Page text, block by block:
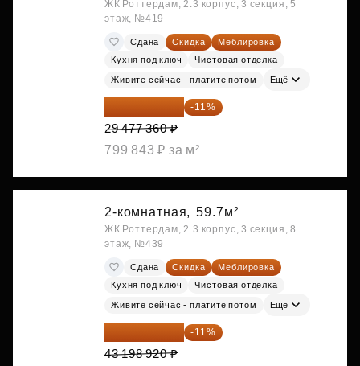
ЖК Роттердам, 2.3 корпус, 3 секция, 5
этаж, №419
Сдана Скидка
Меблировка
Кухня под ключ
Чистовая отделка
Живите сейчас - платите потом Ещё
26 234 850 ₽ -11%
29 477 360 ₽
799 843 ₽ за м²
2-комнатная, 59.7м²
ЖК Роттердам, 2.3 корпус, 3 секция, 8
этаж, №439
Сдана Скидка
Меблировка
Кухня под ключ
Чистовая отделка
Живите сейчас - платите потом Ещё
38 447 039 ₽ -11%
43 198 920 ₽